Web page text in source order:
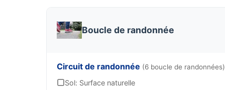
Boucle de randonnée
Circuit de randonnée (6 boucle de randonnées)
Sol: Surface naturelle